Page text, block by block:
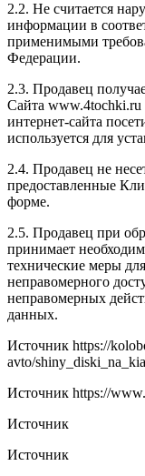
2.2. Не считается
информации в
применимыми
Федерации.
2.3. Продавец
Сайта www.4tochki.ru
интернет-сайта
используется для
2.4. Продавец не
предоставленные
форме.
2.5. Продавец при
принимает
технические меры
неправомерного
неправомерных
данных.
Источник https://
avto/
Источник https://
Источник
Источник